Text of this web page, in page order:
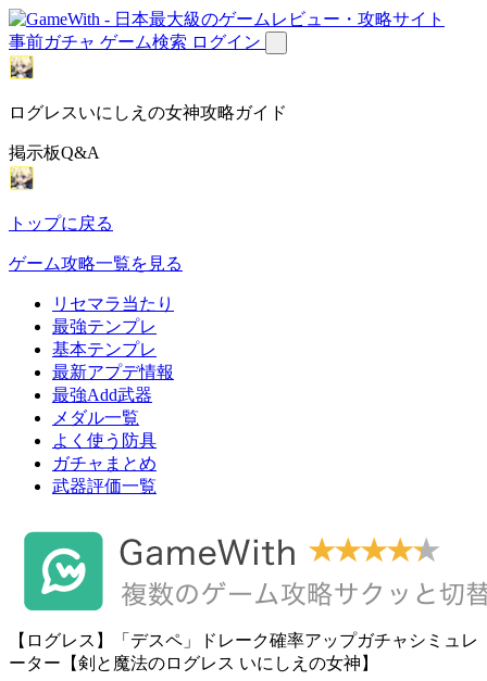
事前ガチャ ゲーム検索 ログイン
ログレスいにしえの女神攻略ガイド
掲示板Q&A
トップに戻る
ゲーム攻略一覧を見る
リセマラ当たり
最強テンプレ
基本テンプレ
最新アプデ情報
最強Add武器
メダル一覧
よく使う防具
ガチャまとめ
武器評価一覧
【ログレス】「デスペ」ドレーク確率アップガチャシミュレ
ーター【剣と魔法のログレス いにしえの女神】